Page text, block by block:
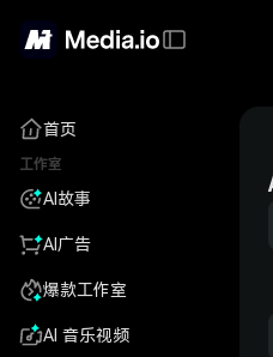
首页
工作室
AI故事
AI广告
爆款工作室
AI 音乐视频